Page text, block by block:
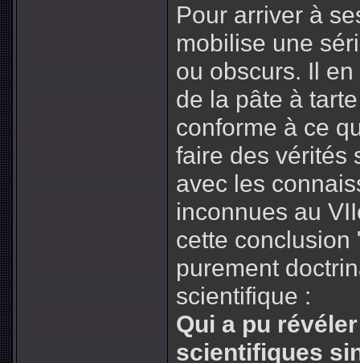
Pour arriver à
mobilise une
ou obscurs. Il
de la pâte à
conforme à ce
faire des vérités
avec les
inconnues au
cette conclusion
purement
scientifique :
Qui a pu
scientifiques